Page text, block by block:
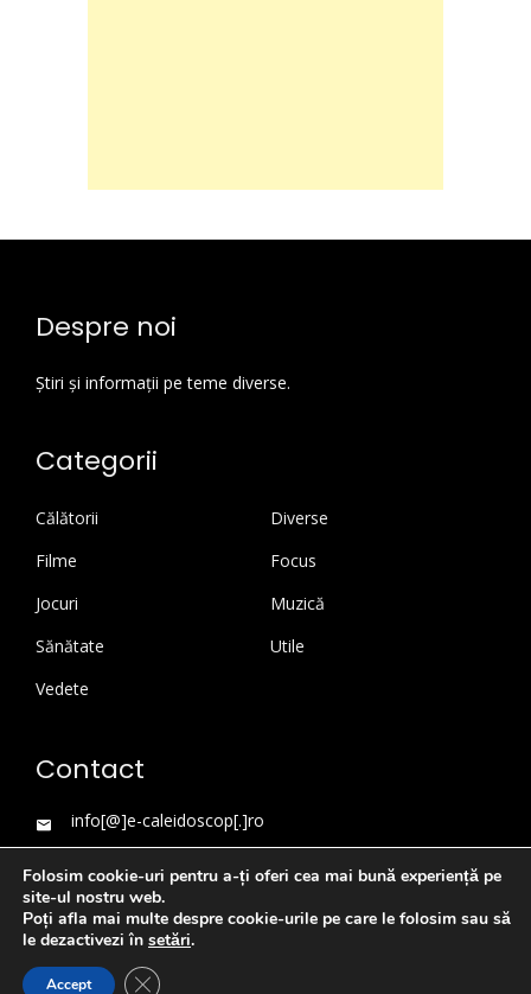
Despre noi
Știri și informații pe teme diverse.
Categorii
Călătorii
Diverse
Filme
Focus
Jocuri
Muzică
Sănătate
Utile
Vedete
Contact
info[@]e-caleidoscop[.]ro
WordPress Theme
Folosim cookie-uri pentru a-ți oferi cea mai bună experiență pe
site-ul nostru web.
Poți afla mai multe despre cookie-urile pe care le folosim sau să
le dezactivezi în setări.
Accept Close GDPR Cookie Banner